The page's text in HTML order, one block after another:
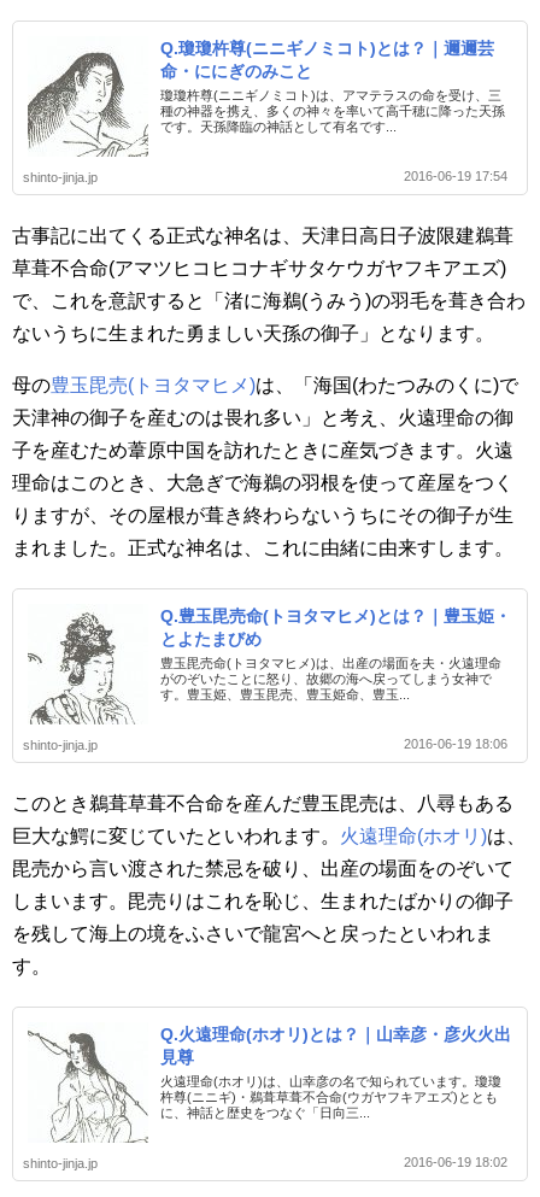
Q.瓊瓊杵尊(ニニギノミコト)とは？｜邇邇芸
命・ににぎのみこと
瓊瓊杵尊(ニニギノミコト)は、アマテラスの命を受け、三
種の神器を携え、多くの神々を率いて高千穂に降った天孫
です。天孫降臨の神話として有名です...
shinto-jinja.jp 2016-06-19 17:54
古事記に出てくる正式な神名は、天津日高日子波限建鵜葺
草葺不合命(アマツヒコヒコナギサタケウガヤフキアエズ)
で、これを意訳すると「渚に海鵜(うみう)の羽毛を葺き合わ
ないうちに生まれた勇ましい天孫の御子」となります。
母の豊玉毘売(トヨタマヒメ)は、「海国(わたつみのくに)で
天津神の御子を産むのは畏れ多い」と考え、火遠理命の御
子を産むため葦原中国を訪れたときに産気づきます。火遠
理命はこのとき、大急ぎで海鵜の羽根を使って産屋をつく
りますが、その屋根が葺き終わらないうちにその御子が生
まれました。正式な神名は、これに由緒に由来すします。
Q.豊玉毘売命(トヨタマヒメ)とは？｜豊玉姫・
とよたまびめ
豊玉毘売命(トヨタマヒメ)は、出産の場面を夫・火遠理命
がのぞいたことに怒り、故郷の海へ戻ってしまう女神で
す。豊玉姫、豊玉毘売、豊玉姫命、豊玉...
shinto-jinja.jp 2016-06-19 18:06
このとき鵜葺草葺不合命を産んだ豊玉毘売は、八尋もある
巨大な鰐に変じていたといわれます。 火遠理命(ホオリ)は、
毘売から言い渡された禁忌を破り、出産の場面をのぞいて
しまいます。毘売りはこれを恥じ、生まれたばかりの御子
を残して海上の境をふさいで龍宮へと戻ったといわれま
す。
Q.火遠理命(ホオリ)とは？｜山幸彦・彦火火出
見尊
火遠理命(ホオリ)は、山幸彦の名で知られています。瓊瓊
杵尊(ニニギ)・鵜葺草葺不合命(ウガヤフキアエズ)ととも
に、神話と歴史をつなぐ「日向三...
shinto-jinja.jp 2016-06-19 18:02